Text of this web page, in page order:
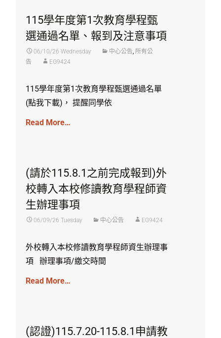
115學年度第1次教育學程甄
選通過名單、報到及注意事項
06/10/26 Wednesday 中心公告, 所有公
告
EG9424
115學年度第1次教育學程甄選通過名單
(點我下載)， 提醒同學依
Read More…
(請於115.8.1之前完成報到)外
校轉入本校修讀教育學程師資
生辦理事項
06/09/26 Tuesday 中心公告 EG9424
外校轉入本校修讀教育學程師資生辦理事
項 辦理事項/繳交時間
Read More…
(認證)115.7.20-115.8.1申請教